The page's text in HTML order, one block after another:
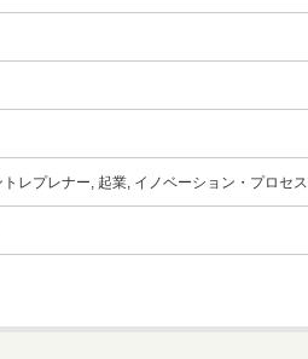
レプレナー, 起業, イノベーション・プロセス